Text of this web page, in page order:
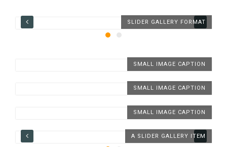
SLIDER GALLERY FORMAT
SMALL IMAGE CAPTION
SMALL IMAGE CAPTION
SMALL IMAGE CAPTION
A SLIDER GALLERY ITEM